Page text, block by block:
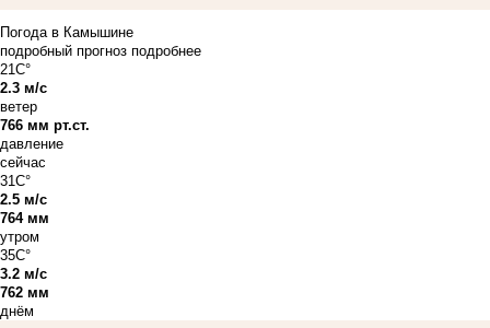
Погода в Камышине
подробный прогноз подробнее
21C°
2.3 м/с
ветер
766 мм рт.ст.
давление
сейчас
31C°
2.5 м/с
764 мм
утром
35C°
3.2 м/с
762 мм
днём